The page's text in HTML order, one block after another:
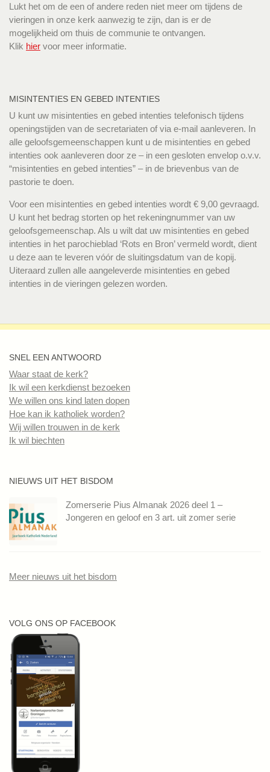
Lukt het om de een of andere reden niet meer om tijdens de
vieringen in onze kerk aanwezig te zijn, dan is er de
mogelijkheid om thuis de communie te ontvangen.
Klik hier voor meer informatie.
MISINTENTIES EN GEBED INTENTIES
U kunt uw misintenties en gebed intenties telefonisch tijdens
openingstijden van de secretariaten of via e-mail aanleveren. In
alle geloofsgemeenschappen kunt u de misintenties en gebed
intenties ook aanleveren door ze – in een gesloten envelop o.v.v.
“misintenties en gebed intenties” – in de brievenbus van de
pastorie te doen.
Voor een misintenties en gebed intenties wordt € 9,00 gevraagd.
U kunt het bedrag storten op het rekeningnummer van uw
geloofsgemeenschap. Als u wilt dat uw misintenties en gebed
intenties in het parochieblad ‘Rots en Bron’ vermeld wordt, dient
u deze aan te leveren vóór de sluitingsdatum van de kopij.
Uiteraard zullen alle aangeleverde misintenties en gebed
intenties in de vieringen gelezen worden.
SNEL EEN ANTWOORD
Waar staat de kerk?
Ik wil een kerkdienst bezoeken
We willen ons kind laten dopen
Hoe kan ik katholiek worden?
Wij willen trouwen in de kerk
Ik wil biechten
NIEUWS UIT HET BISDOM
Zomerserie Pius Almanak 2026 deel 1 –
Jongeren en geloof en 3 art. uit zomer serie
Meer nieuws uit het bisdom
VOLG ONS OP FACEBOOK